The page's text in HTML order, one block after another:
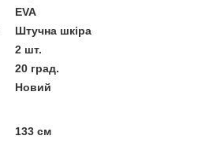
EVA
Штучна шкіра
2 шт.
20 град.
Новий
133 см